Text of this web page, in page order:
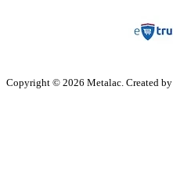
Copyright © 2026 Metalac. Created by